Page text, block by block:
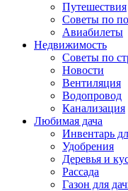
Путешествия
Советы по
Авиабилеты
Недвижимость
Советы по
Новости
Вентиляция
Водопровод
Канализация
Любимая дача
Инвентарь
Удобрения
Деревья и
Рассада
Газон для